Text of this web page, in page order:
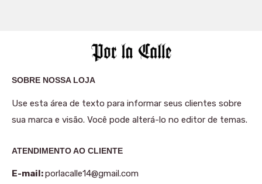
SOBRE NOSSA LOJA
Use esta área de texto para informar seus clientes sobre
sua marca e visão. Você pode alterá-lo no editor de temas.
ATENDIMENTO AO CLIENTE
E-mail:porlacalle14@gmail.com